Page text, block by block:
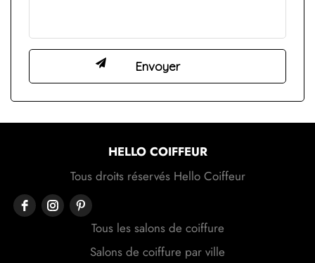
HELLO COIFFEUR
Tous droits réservés Hello Coiffeur
Tous les salons de coiffure
Salons de coiffure par ville